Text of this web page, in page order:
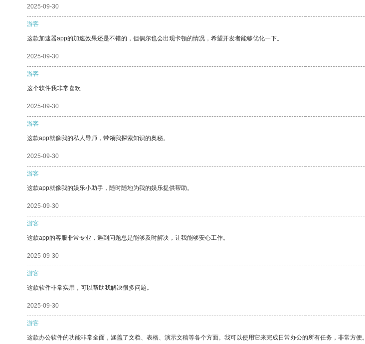
2025-09-30
游客
这款加速器app的加速效果还是不错的，但偶尔也会出现卡顿的情况，希望开发者能够优化一下。
2025-09-30
游客
这个软件我非常喜欢
2025-09-30
游客
这款app就像我的私人导师，带领我探索知识的奥秘。
2025-09-30
游客
这款app就像我的娱乐小助手，随时随地为我的娱乐提供帮助。
2025-09-30
游客
这款app的客服非常专业，遇到问题总是能够及时解决，让我能够安心工作。
2025-09-30
游客
这款软件非常实用，可以帮助我解决很多问题。
2025-09-30
游客
这款办公软件的功能非常全面，涵盖了文档、表格、演示文稿等各个方面。我可以使用它来完成日常办公的所有任务，非常方便。